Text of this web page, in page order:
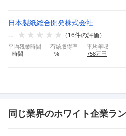
日本製紙総合開発株式会社
--
（ 16件の評価）
平均残業時間
--時間
有給取得率
--%
平均年収
758万円
同じ業界のホワイト企業ラ